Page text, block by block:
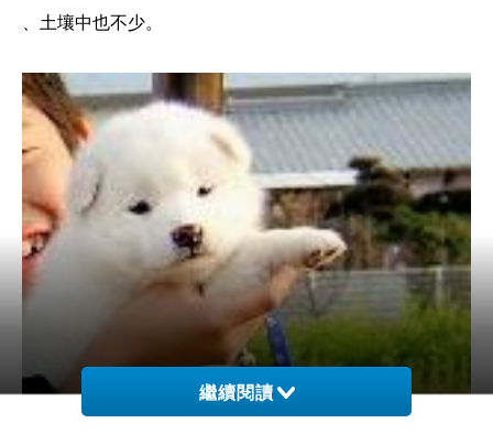
、土壤中也不少。
繼續閱讀